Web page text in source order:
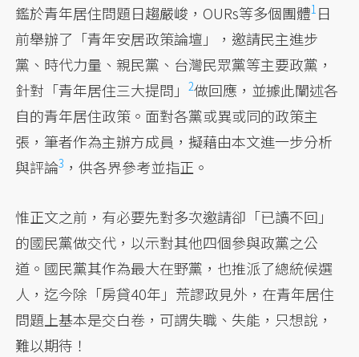
鑑於青年居住問題日趨嚴峻，OURs等多個團體1 日
前舉辦了「青年安居政策論壇」，邀請民主進步
黨、時代力量、親民黨、台灣民眾黨等主要政黨，
針對「青年居住三大提問」2做回應，並據此闡述各
自的青年居住政策。面對各黨或異或同的政策主
張，筆者作為主辦方成員，擬藉由本文進一步分析
與評論3 ，供各界參考並指正。
惟正文之前，有必要先對多次邀請卻「已讀不回」
的國民黨做交代，以示對其他四個參與政黨之公
道。國民黨其作為最大在野黨，也推派了總統候選
人，迄今除「房貸40年」荒謬政見外，在青年居住
問題上基本是交白卷，可謂失職、失能，只想說，
難以期待！